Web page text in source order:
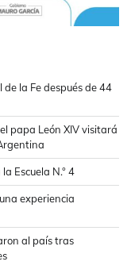
la Fe después de 44
papa León XIV visitará
Escuela N.° 4
experiencia
al país tras